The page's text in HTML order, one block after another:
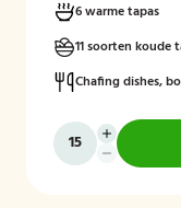
6 warme tapas
11 soorten koude
Chafing dishes,